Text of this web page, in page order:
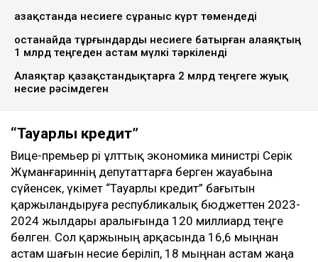
Қазақстанда несиеге сұраныс күрт төмендеді
Қостанайда тұрғындарды несиеге батырған алаяқтың
1 млрд теңгеден астам мүлкі тәркіленді
Алаяқтар қазақстандықтарға 2 млрд теңгеге жуық
несие рәсімдеген
“Тауарлы кредит”
Вице-премьер әрі ұлттық экономика министрі Серік
Жұманғариннің депутаттарға берген жауабына
сүйенсек, үкімет “Тауарлы кредит” бағытын
қаржыландыруға республикалық бюджеттен 2023-
2024 жылдары аралығында 120 миллиард теңге
бөлген. Сол қаржының арқасында 16,6 мыңнан
астам шағын несие беріліп, 18 мыңнан астам жаңа